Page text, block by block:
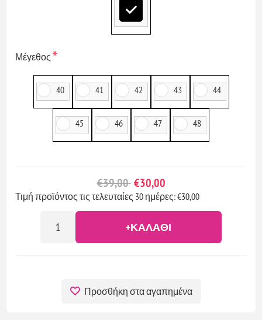
Μέγεθος*
40 41 42 43 44
45 46 47 48
€39,00 €30,00
Τιμή προϊόντος τις τελευταίες 30 ημέρες: €30,00
+ΚΑΛΆΘΙ
Προσθήκη στα αγαπημένα